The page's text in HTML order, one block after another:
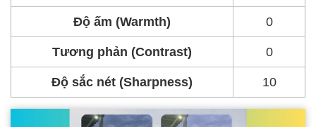
Độ ấm (Warmth) 0
Tương phản (Contrast) 0
Độ sắc nét (Sharpness) 10